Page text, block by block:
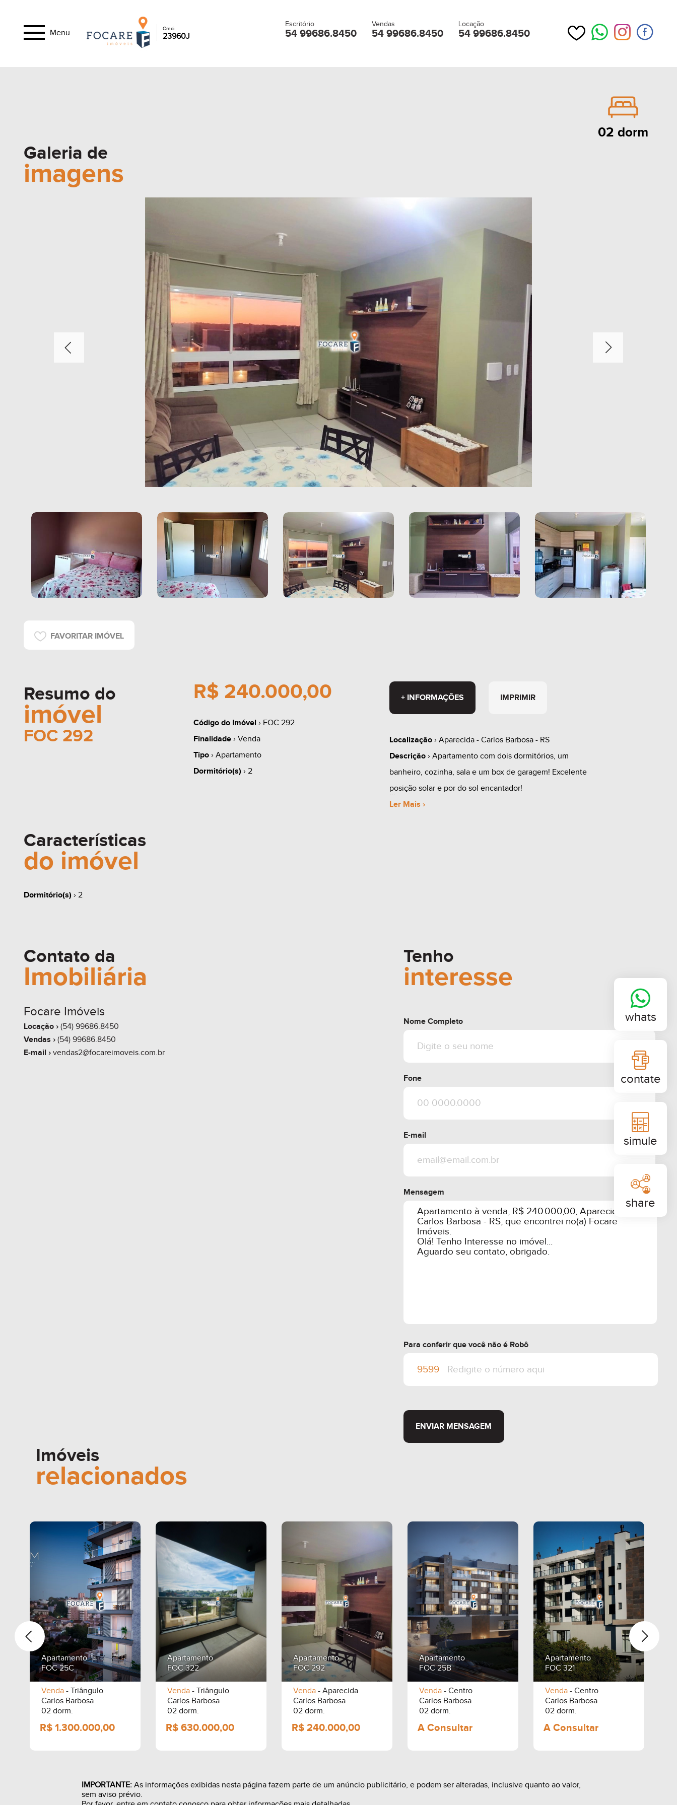
Menu Creci
23960J
Escritório
54 99686.8450
Vendas
54 99686.8450
Locação
54 99686.8450
whats
contate
simule
share
02 dorm
Galeria de
imagens
FAVORITAR IMÓVEL
Resumo do
imóvel
FOC 292
R$ 240.000,00
Código do Imóvel › FOC 292
Finalidade› Venda
Tipo› Apartamento
Dormitório(s) › 2
+ INFORMAÇÕES IMPRIMIR
Localização › Aparecida - Carlos Barbosa - RS
Descrição › Apartamento com dois dormitórios, um
banheiro, cozinha, sala e um box de garagem! Excelente
posição solar e por do sol encantador!
Ler Mais ›
Características
do imóvel
Dormitório(s) › 2
Contato da
Imobiliária
Focare Imóveis
Locação ›(54) 99686.8450
Vendas ›(54) 99686.8450
E-mail ›vendas2@focareimoveis.com.br
Tenho
interesse
Nome Completo
Fone
E-mail
Mensagem
Para conferir que você não é Robô
ENVIAR MENSAGEM
Imóveis
relacionados
Apartamento
FOC 25C
Venda- Triângulo
Carlos Barbosa
02 dorm.
Apartamento
FOC 322
Venda- Triângulo
Carlos Barbosa
02 dorm.
Apartamento
FOC 292
Venda- Aparecida
Carlos Barbosa
02 dorm.
Apartamento
FOC 25B
Venda- Centro
Carlos Barbosa
02 dorm.
Apartamento
FOC 321
Venda- Centro
Carlos Barbosa
02 dorm.
IMPORTANTE: As informações exibidas nesta página fazem parte de um anúncio publicitário, e podem ser alteradas, inclusive quanto ao valor,
sem aviso prévio.